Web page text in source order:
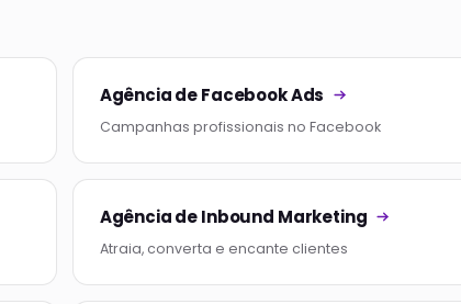
Agência de Facebook Ads
Campanhas profissionais no Facebook
Agência de Inbound Marketing
Atraia, converta e encante clientes